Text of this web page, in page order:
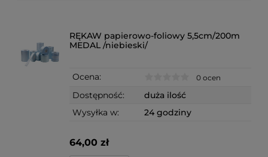
RĘKAW papierowo-foliowy 5,5cm/200m
MEDAL /niebieski/
Ocena: 0 ocen
Dostępność:
duża ilość
Wysyłka w:
24 godziny
64,00 zł